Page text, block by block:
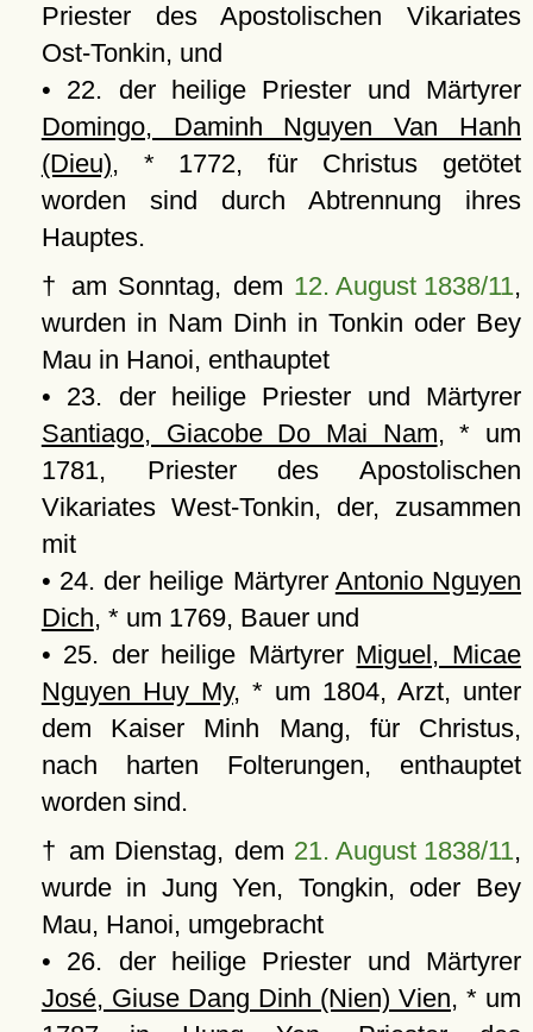
Priester des Apostolischen Vikariates
Ost-Tonkin, und
• 22. der heilige Priester und Märtyrer
Domingo, Daminh Nguyen Van Hanh
(Dieu), * 1772, für Christus getötet
worden sind durch Abtrennung ihres
Hauptes.
† am Sonntag, dem 12. August 1838/11,
wurden in Nam Dinh in Tonkin oder Bey
Mau in Hanoi, enthauptet
• 23. der heilige Priester und Märtyrer
Santiago, Giacobe Do Mai Nam, * um
1781, Priester des Apostolischen
Vikariates West-Tonkin, der, zusammen
mit
• 24. der heilige Märtyrer Antonio Nguyen
Dich, * um 1769, Bauer und
• 25. der heilige Märtyrer Miguel, Micae
Nguyen Huy My, * um 1804, Arzt, unter
dem Kaiser Minh Mang, für Christus,
nach harten Folterungen, enthauptet
worden sind.
† am Dienstag, dem 21. August 1838/11,
wurde in Jung Yen, Tongkin, oder Bey
Mau, Hanoi, umgebracht
• 26. der heilige Priester und Märtyrer
José, Giuse Dang Dinh (Nien) Vien, * um